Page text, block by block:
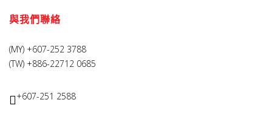
與我們聯絡
(MY) +607-252 3788
(TW) +886-22712 0685
+607-251 2588